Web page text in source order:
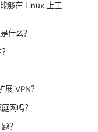
够在 Linux 上工
什么？
VPN？
网吗？
？